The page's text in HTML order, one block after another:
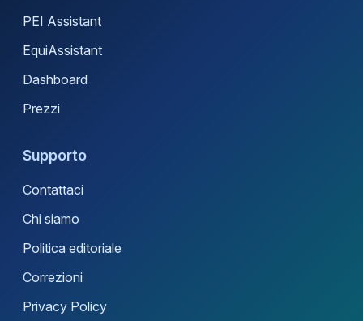
PEI Assistant
EquiAssistant
Dashboard
Prezzi
Supporto
Contattaci
Chi siamo
Politica editoriale
Correzioni
Privacy Policy